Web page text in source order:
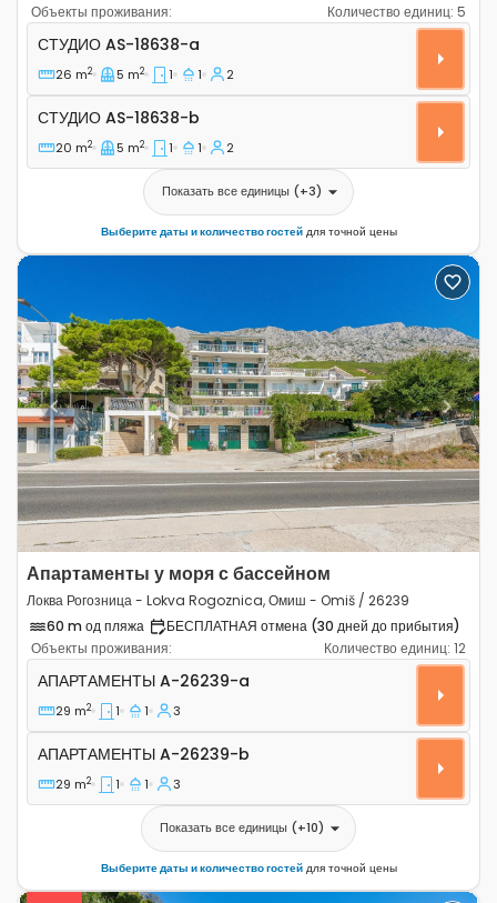
Объекты проживания:
Количество единиц: 5
Студио-апартаменты Локва Рогозница - Lokva
СТУДИО AS-18638-a
26 m2 5 m2 1 1 2
Студио AS-18638-b
СТУДИО AS-18638-b
20 m2 5 m2 1 1 2
Показать все единицы (+3)
Выберите даты и количество гостейдля точной цены
Previous Next
Апартаменты у моря с бассейном
Локва Рогозница - Lokva Rogoznica, Омиш - Omiš / 26239
60 m од пляжа
БЕСПЛАТНАЯ отмена (30 дней до прибытия)
Объекты проживания:
Количество единиц: 12
Однокомнатные апартаменты Локва Рогозница -
АПАРТАМЕНТЫ A-26239-a
29 m2 1 1 3
Апартаменты A-26239-b
АПАРТАМЕНТЫ A-26239-b
29 m2 1 1 3
Показать все единицы (+10)
Выберите даты и количество гостейдля точной цены